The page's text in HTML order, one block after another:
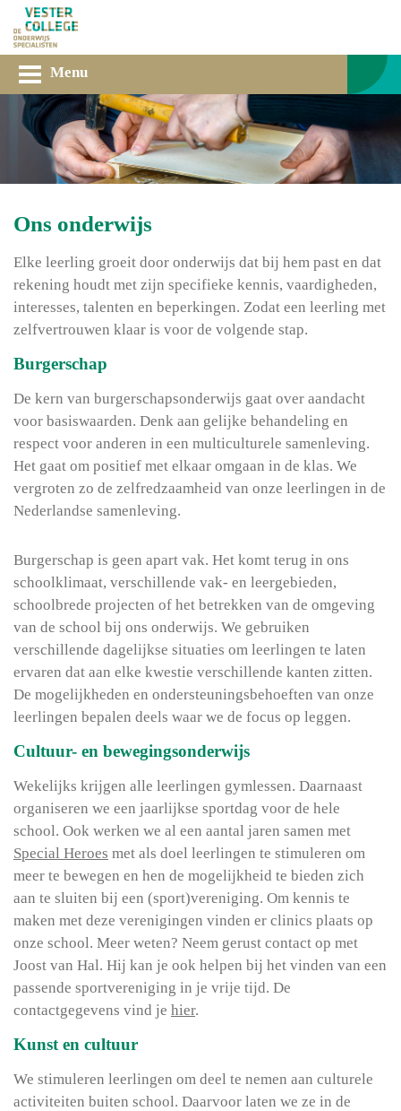
Menu
Ons onderwijs
Elke leerling groeit door onderwijs dat bij hem past en dat
rekening houdt met zijn specifieke kennis, vaardigheden,
interesses, talenten en beperkingen. Zodat een leerling met
zelfvertrouwen klaar is voor de volgende stap.
Burgerschap
De kern van burgerschapsonderwijs gaat over aandacht
voor basiswaarden. Denk aan gelijke behandeling en
respect voor anderen in een multiculturele samenleving.
Het gaat om positief met elkaar omgaan in de klas. We
vergroten zo de zelfredzaamheid van onze leerlingen in de
Nederlandse samenleving.
Burgerschap is geen apart vak. Het komt terug in ons
schoolklimaat, verschillende vak- en leergebieden,
schoolbrede projecten of het betrekken van de omgeving
van de school bij ons onderwijs. We gebruiken
verschillende dagelijkse situaties om leerlingen te laten
ervaren dat aan elke kwestie verschillende kanten zitten.
De mogelijkheden en ondersteuningsbehoeften van onze
leerlingen bepalen deels waar we de focus op leggen.
Cultuur- en bewegingsonderwijs
Wekelijks krijgen alle leerlingen gymlessen. Daarnaast
organiseren we een jaarlijkse sportdag voor de hele
school. Ook werken we al een aantal jaren samen met
Special Heroes met als doel leerlingen te stimuleren om
meer te bewegen en hen de mogelijkheid te bieden zich
aan te sluiten bij een (sport)vereniging. Om kennis te
maken met deze verenigingen vinden er clinics plaats op
onze school. Meer weten? Neem gerust contact op met
Joost van Hal. Hij kan je ook helpen bij het vinden van een
passende sportvereniging in je vrije tijd. De
contactgegevens vind je hier.
Kunst en cultuur
We stimuleren leerlingen om deel te nemen aan culturele
activiteiten buiten school. Daarvoor laten we ze in de